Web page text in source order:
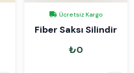
Ücretsiz Kargo
Fiber Saksı Silindir
₺0